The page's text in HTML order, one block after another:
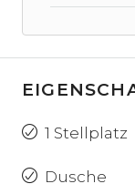
1 Stellplatz
Dusche